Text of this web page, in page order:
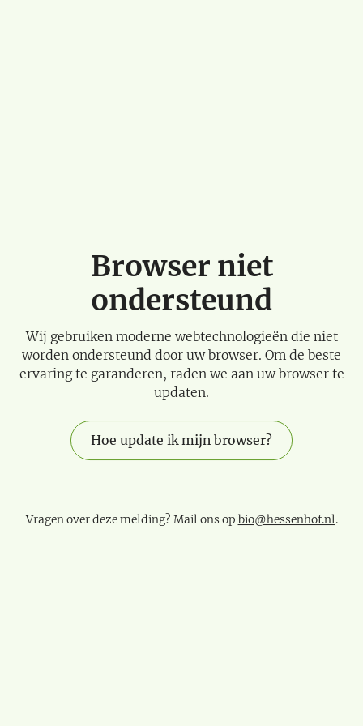
Browser niet
ondersteund
Wij gebruiken moderne webtechnologieën die niet
worden ondersteund door uw browser. Om de beste
ervaring te garanderen, raden we aan uw browser te
updaten.
Hoe update ik mijn browser?
Vragen over deze melding? Mail ons op bio@hessenhof.nl.